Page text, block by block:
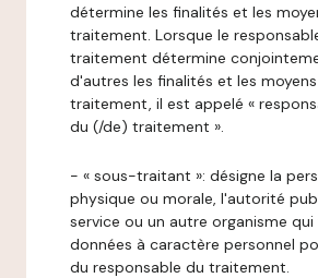
détermine les finalités et les
traitement. Lorsque le
traitement détermine
d'autres les finalités et les
traitement, il est appelé «
du (/de) traitement ».
- « sous-traitant »: désigne la
physique ou morale, l'autorité
service ou un autre organisme
données à caractère personnel
du responsable du traitement.